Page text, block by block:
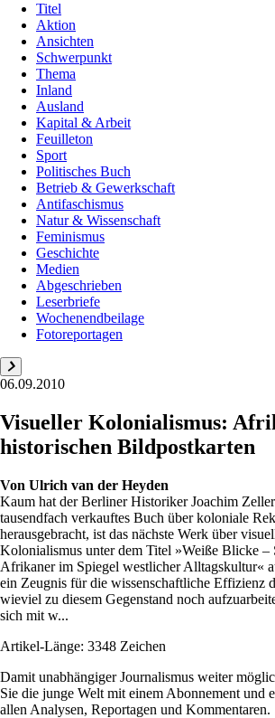
Titel
Aktion
Ansichten
Schwerpunkt
Thema
Inland
Ausland
Kapital & Arbeit
Feuilleton
Sport
Politisches Buch
Betrieb & Gewerkschaft
Antifaschismus
Natur & Wissenschaft
Feminismus
Geschichte
Medien
Abgeschrieben
Leserbriefe
Wochenendbeilage
Fotoreportagen
06.09.2010
Visueller Kolonialismus:
historischen Bildpostkarten
Von Ulrich van der Heyden
Kaum hat der Berliner Historiker Joachim
tausendfach verkauftes Buch über koloniale
herausgebracht, ist das nächste Werk über
Kolonialismus unter dem Titel »Weiße Blicke –
Afrikaner im Spiegel westlicher Alltagskultur«
ein Zeugnis für die wissenschaftliche Effizienz
wieviel zu diesem Gegenstand noch
sich mit w...
Artikel-Länge: 3348 Zeichen
Damit unabhängiger Journalismus weiter
Sie die junge Welt mit einem Abonnement und
allen Analysen, Reportagen und Kommentaren.